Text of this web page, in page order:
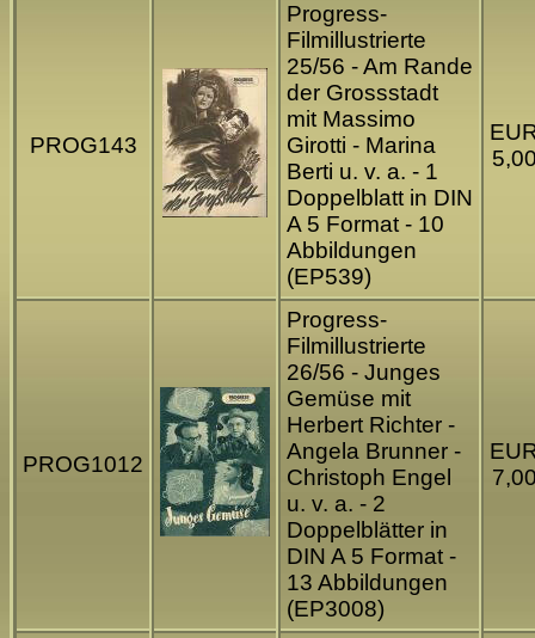
PROG143
Progress-
Filmillustrierte
25/56 - Am Rande
der Grossstadt
mit Massimo
Girotti - Marina
Berti u. v. a. - 1
Doppelblatt in DIN
A 5 Format - 10
Abbildungen
(EP539)
PROG1012
Progress-
Filmillustrierte
26/56 - Junges
Gemüse mit
Herbert Richter -
Angela Brunner -
Christoph Engel
u. v. a. - 2
Doppelblätter in
DIN A 5 Format -
13 Abbildungen
(EP3008)